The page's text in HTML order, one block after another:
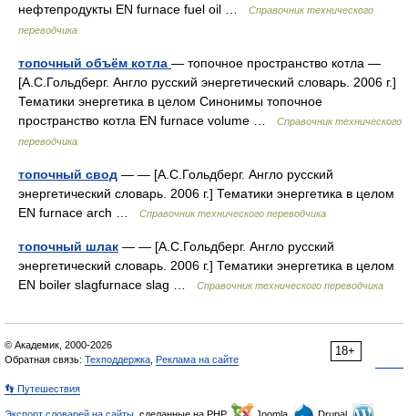
нефтепродукты EN furnace fuel oil …
Справочник технического
переводчика
топочный объём котла — топочное пространство котла —
[А.С.Гольдберг. Англо русский энергетический словарь. 2006 г.]
Тематики энергетика в целом Синонимы топочное
пространство котла EN furnace volume …
Справочник технического
переводчика
топочный свод — — [А.С.Гольдберг. Англо русский
энергетический словарь. 2006 г.] Тематики энергетика в целом
EN furnace arch …
Справочник технического переводчика
топочный шлак — — [А.С.Гольдберг. Англо русский
энергетический словарь. 2006 г.] Тематики энергетика в целом
EN boiler slagfurnace slag …
Справочник технического переводчика
18+
© Академик, 2000-2026
Обратная связь: Техподдержка Реклама на сайте
👣 Путешествия